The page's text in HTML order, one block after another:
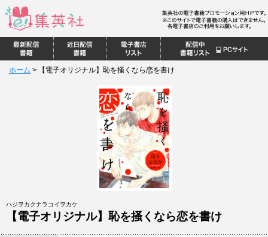
ホーム > 【電子オリジナル】恥を掻くなら恋を書け
ハジヲカクナラコイヲカケ
【電子オリジナル】恥を掻くなら恋を書け